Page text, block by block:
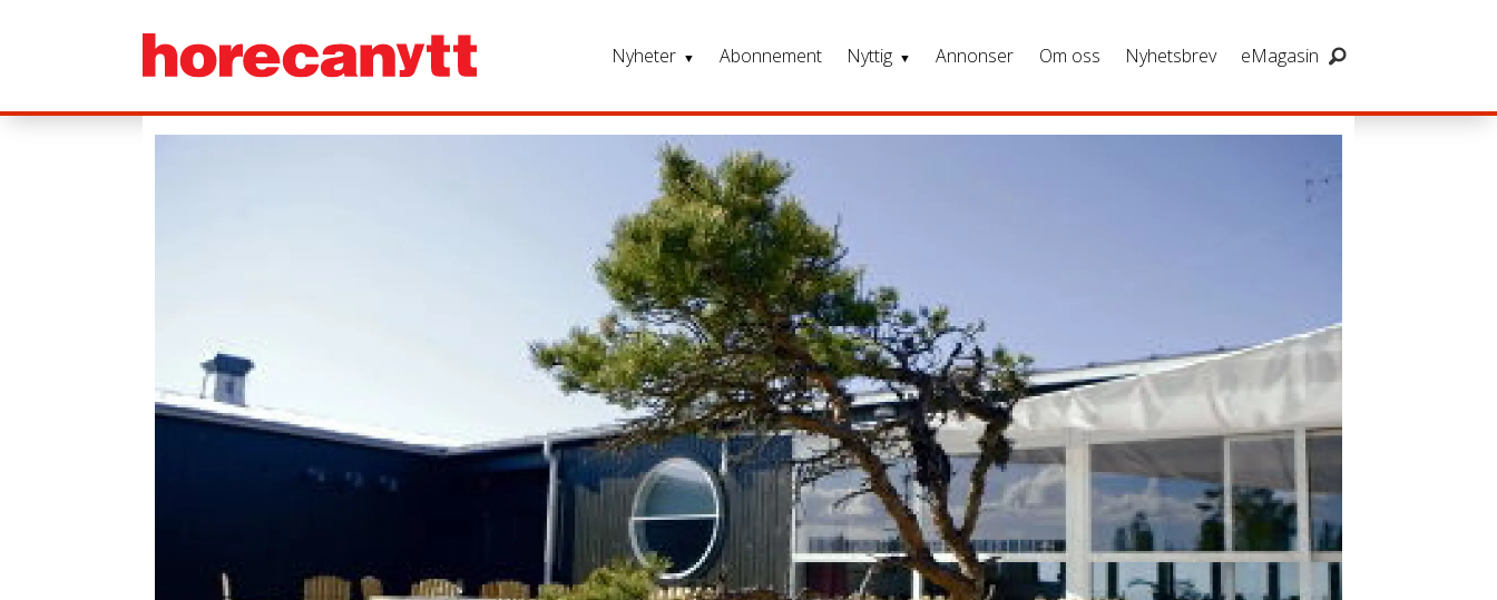
Nyheter Abonnement Nyttig Annonser Om oss Nyhetsbrev eMagasin